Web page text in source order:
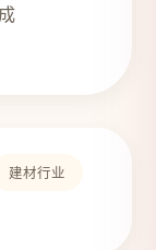
建材行业